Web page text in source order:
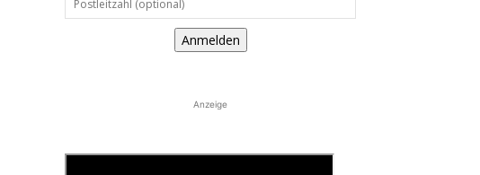
Anmelden
Anzeige